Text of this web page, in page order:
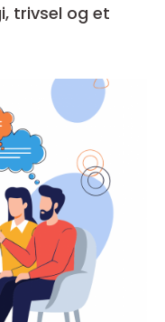
trivsel og et